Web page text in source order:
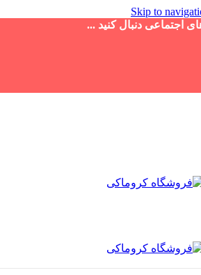
Skip to
اجتماعی دنبال کنید ...